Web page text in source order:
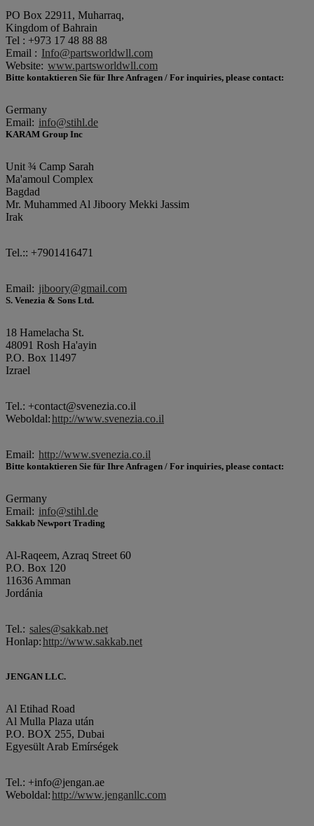
PO Box 22911, Muharraq,
Kingdom of Bahrain
Tel : +973 17 48 88 88
Email : Info@partsworldwll.com
Website: www.partsworldwll.com
Bitte kontaktieren Sie für Ihre Anfragen / For inquiries, please contact:
Germany
Email: info@stihl.de
KARAM Group Inc
Unit ¾ Camp Sarah
Ma'amoul Complex
Bagdad
Mr. Muhammed Al Jiboory Mekki Jassim
Irak
Tel.:: +7901416471
Email: jiboory@gmail.com
S. Venezia & Sons Ltd.
18 Hamelacha St.
48091 Rosh Ha'ayin
P.O. Box 11497
Izrael
Tel.: +contact@svenezia.co.il
Weboldal:http://www.svenezia.co.il
Email: http://www.svenezia.co.il
Bitte kontaktieren Sie für Ihre Anfragen / For inquiries, please contact:
Germany
Email: info@stihl.de
Sakkab Newport Trading
Al-Raqeem, Azraq Street 60
P.O. Box 120
11636 Amman
Jordánia
Tel.: sales@sakkab.net
Honlap:http://www.sakkab.net
JENGAN LLC.
Al Etihad Road
Al Mulla Plaza után
P.O. BOX 255, Dubai
Egyesült Arab Emírségek
Tel.: +info@jengan.ae
Weboldal:http://www.jenganllc.com